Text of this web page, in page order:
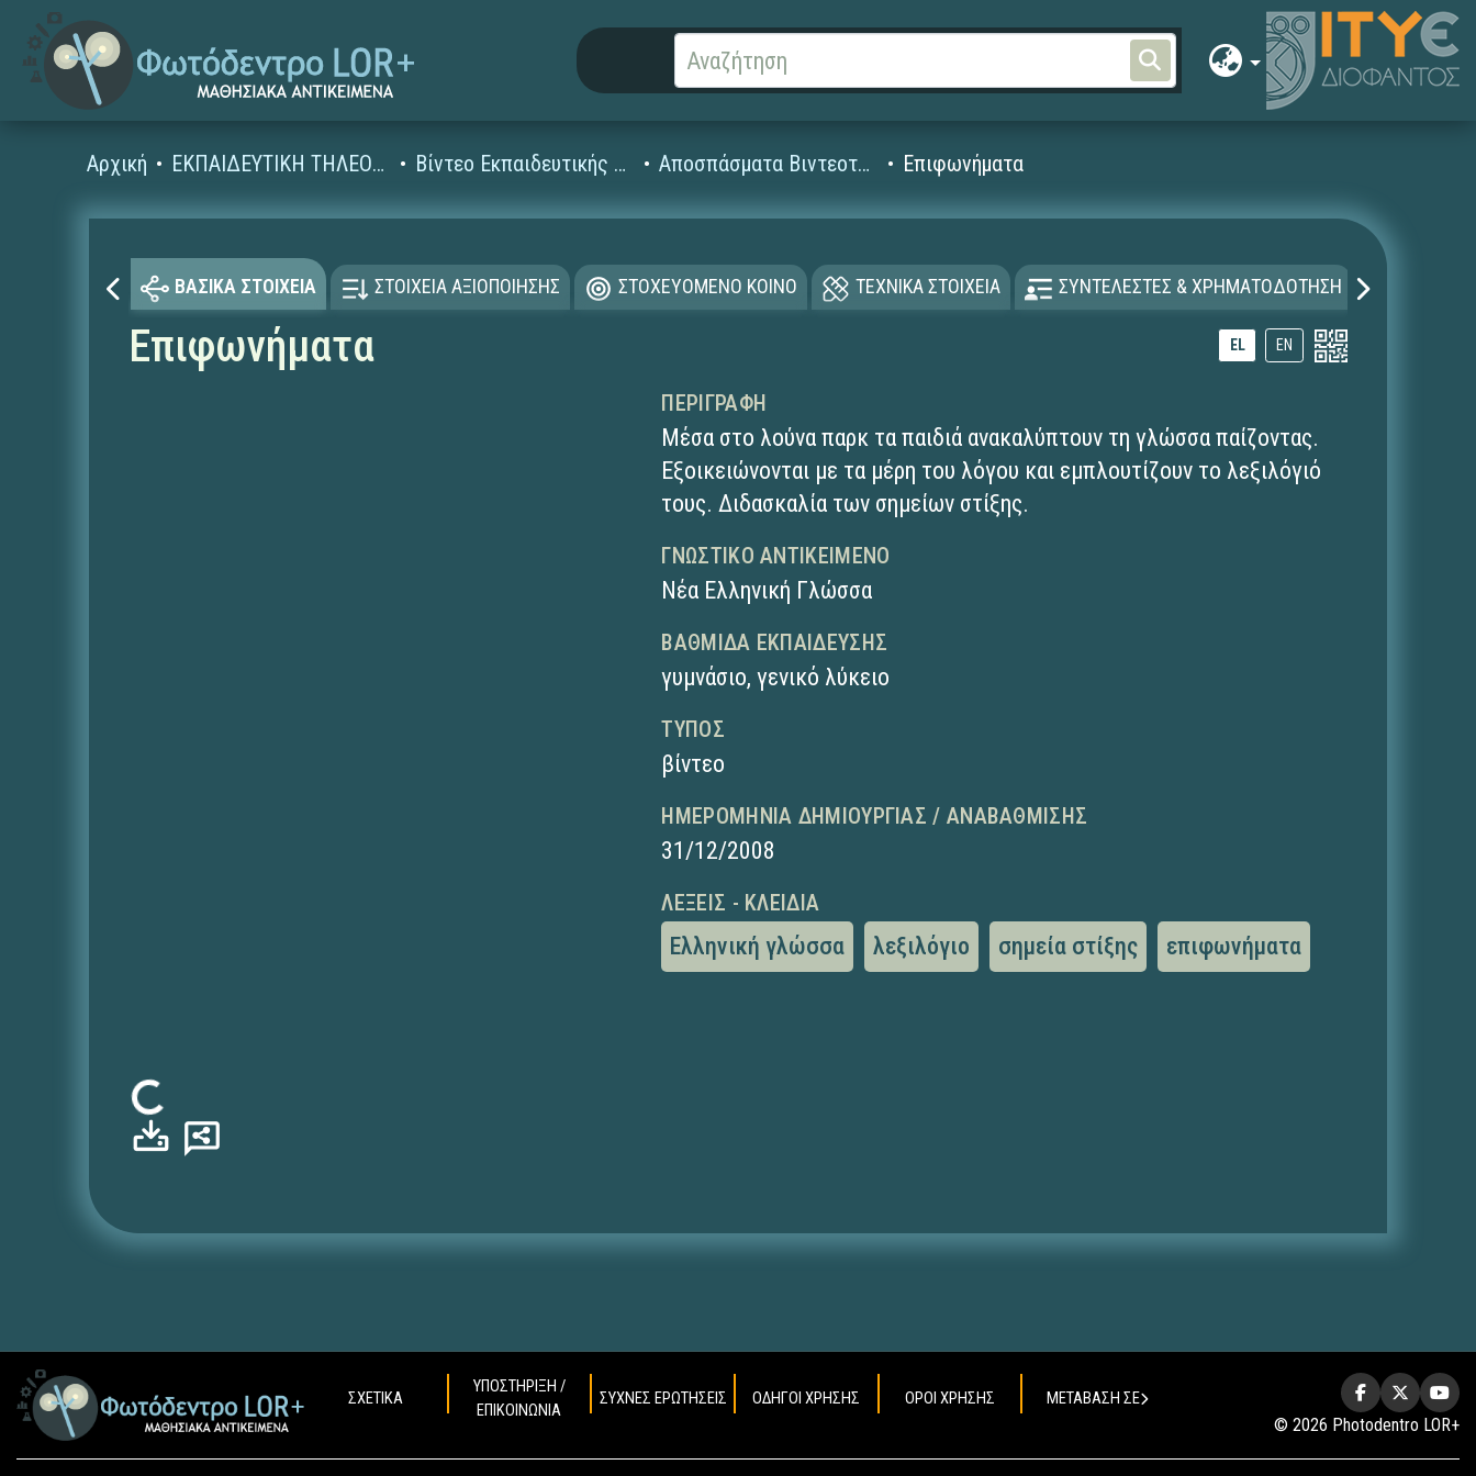
Αρχική ΕΚΠΑΙΔΕΥΤΙΚΗ ΤΗΛΕΟΡΑΣΗ (Ταινίες και βίντεο) Βίντεο Εκπαιδευτικής Τηλεόρασης Αποσπάσματα Βιντεοταινιών (1995-2008) Επιφωνήματα
ΒΑΣΙΚΑ ΣΤΟΙΧΕΙΑ ΣΤΟΙΧΕΙΑ ΑΞΙΟΠΟΙΗΣΗΣ ΣΤΟΧΕΥΟΜΕΝΟ ΚΟΙΝΟ ΤΕΧΝΙΚΑ ΣΤΟΙΧΕΙΑ ΣΥΝΤΕΛΕΣΤΕΣ & ΧΡΗΜΑΤΟΔΟΤΗΣΗ
Επιφωνήματα EL EN
Φόρτωση...
ΠΕΡΙΓΡΑΦΉ
Μέσα στο λούνα παρκ τα παιδιά ανακαλύπτουν τη γλώσσα παίζοντας.
Εξοικειώνονται με τα μέρη του λόγου και εμπλουτίζουν το λεξιλόγιό
τους. Διδασκαλία των σημείων στίξης.
ΓΝΩΣΤΙΚΌ ΑΝΤΙΚΕΊΜΕΝΟ
Νέα Ελληνική Γλώσσα
ΒΑΘΜΊΔΑ ΕΚΠΑΊΔΕΥΣΗΣ
γυμνάσιο,γενικό λύκειο
ΤΎΠΟΣ
βίντεο
ΗΜΕΡΟΜΗΝΊΑ ΔΗΜΙΟΥΡΓΊΑΣ / ΑΝΑΒΆΘΜΙΣΗΣ
31/12/2008
ΛΈΞΕΙΣ - ΚΛΕΙΔΙΆ
Ελληνική γλώσσα λεξιλόγιο σημεία στίξης επιφωνήματα
ΣΧΕΤΙΚΑ
ΥΠΟΣΤΗΡΙΞΗ /
ΕΠΙΚΟΙΝΩΝΙΑ
ΣΥΧΝΕΣ ΕΡΩΤΗΣΕΙΣ ΟΔΗΓΟΙ ΧΡΗΣΗΣ ΟΡΟΙ ΧΡΗΣΗΣ ΜΕΤΑΒΑΣΗ ΣΕ
© 2026 Photodentro LOR+